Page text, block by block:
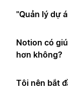
"Quản lý dự
Notion có
hơn không?
Tôi nên bắt